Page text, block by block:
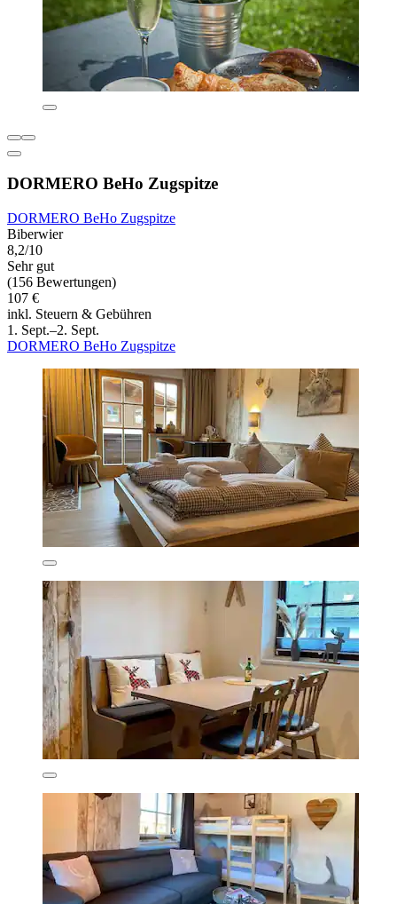
DORMERO BeHo Zugspitze
DORMERO BeHo Zugspitze
Biberwier
8,2/10
Sehr gut
(156 Bewertungen)
107 €
inkl. Steuern & Gebühren
1. Sept.–2. Sept.
DORMERO BeHo Zugspitze